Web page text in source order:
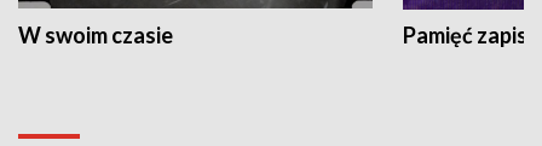
W swoim czasie Pamięć